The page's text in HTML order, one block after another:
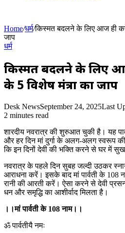
Home/धर्म/किस्मत बदलने के लिए आज ही करें
जाप
धर्म
किस्मत बदलने के लिए
के 5 विशेष मंत्रों का जाप
Desk NewsSeptember 24, 2025Last
2 minutes read
शारदीय नवरात्र की शुरुआत चुकी है। यह
और हर दिन मां दुर्गा के अलग-अलग स्वरूप की
कि इन दिनों देवी की भक्ति करने से घर में
नवरात्र के पहले दिन सुबह जल्दी उठकर
आराधना करें। इसके बाद मां पार्वती के 108
रानी की आरती करें। ऐसा करने से देवी
धन और समृद्धि का आशीर्वाद मिलता है।
।।मां पार्वती के 108 नाम।।
ॐ पार्वतीयै नमः